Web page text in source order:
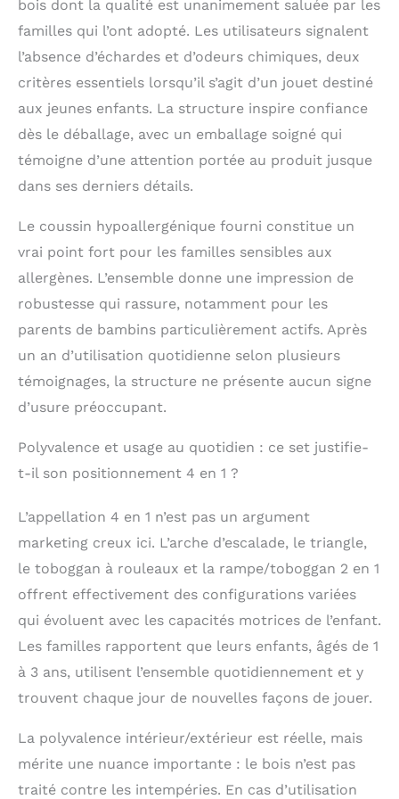
tout cela dans un seul
set de jeu Montessori!
𝐩𝐨𝐮𝐫 𝐥𝐞 𝐝é𝐯𝐞𝐥𝐨𝐩𝐩𝐞𝐦𝐞𝐧𝐭
𝐬𝐞𝐧𝐬𝐨𝐫𝐢𝐞𝐥: Le toboggan à
rouleaux offre une
expérience sensorielle
inoubliable, favorise la
condition physique,
coordination motrice
soutient le
développement des
compétences
émotionnelles à
travers un jeu créatif
𝐝𝐞 𝐜𝐨𝐧𝐟𝐨𝐫𝐭 𝐩𝐫𝐞𝐦𝐢𝐮𝐦:
une détente ultimes.
La construction
plumes, des billes de
polyester
Amball, conserve sa
forme et offre une
surface douce.
de matériaux :
velours, mousseline,
coton premium ou
standard. Disponible
éclair pratique pour
un lavage facile. 𝐋𝐚
𝐬é𝐜𝐮𝐫𝐢𝐭é 𝐞𝐬𝐭 𝐥𝐚 𝐩𝐫𝐢𝐨𝐫𝐢𝐭é
bois dont la qualité est unanimement saluée par les
familles qui l’ont adopté. Les utilisateurs signalent
l’absence d’échardes et d’odeurs chimiques, deux
critères essentiels lorsqu’il s’agit d’un jouet destiné
aux jeunes enfants. La structure inspire confiance
dès le déballage, avec un emballage soigné qui
témoigne d’une attention portée au produit jusque
dans ses derniers détails.
Le coussin hypoallergénique fourni constitue un
vrai point fort pour les familles sensibles aux
allergènes. L’ensemble donne une impression de
robustesse qui rassure, notamment pour les
parents de bambins particulièrement actifs. Après
un an d’utilisation quotidienne selon plusieurs
témoignages, la structure ne présente aucun signe
d’usure préoccupant.
Polyvalence et usage au quotidien : ce set justifie-
t-il son positionnement 4 en 1 ?
L’appellation 4 en 1 n’est pas un argument
marketing creux ici. L’arche d’escalade, le triangle,
le toboggan à rouleaux et la rampe/toboggan 2 en 1
offrent effectivement des configurations variées
qui évoluent avec les capacités motrices de l’enfant.
Les familles rapportent que leurs enfants, âgés de 1
à 3 ans, utilisent l’ensemble quotidiennement et y
trouvent chaque jour de nouvelles façons de jouer.
La polyvalence intérieur/extérieur est réelle, mais
mérite une nuance importante : le bois n’est pas
traité contre les intempéries. En cas d’utilisation